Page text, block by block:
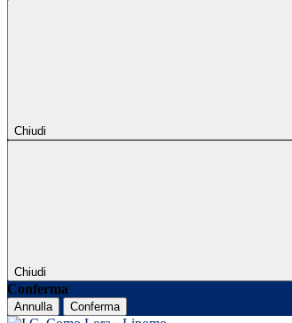
Chiudi
Chiudi
Conferma
Annulla Conferma